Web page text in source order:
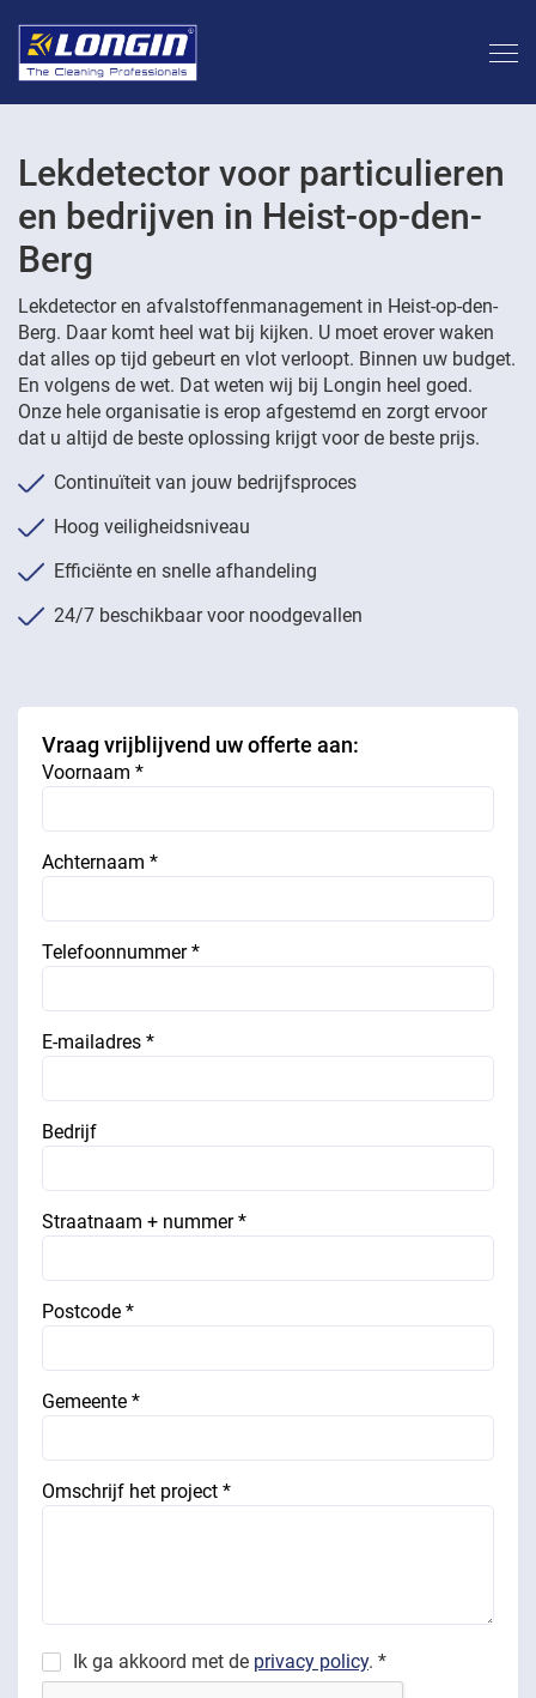
Lekdetector voor particulieren
en bedrijven in Heist-op-den-
Berg
Lekdetector en afvalstoffenmanagement in Heist-op-den-
Berg. Daar komt heel wat bij kijken. U moet erover waken
dat alles op tijd gebeurt en vlot verloopt. Binnen uw budget.
En volgens de wet. Dat weten wij bij Longin heel goed.
Onze hele organisatie is erop afgestemd en zorgt ervoor
dat u altijd de beste oplossing krijgt voor de beste prijs.
Continuïteit van jouw bedrijfsproces
Hoog veiligheidsniveau
Efficiënte en snelle afhandeling
24/7 beschikbaar voor noodgevallen
Vraag vrijblijvend uw offerte aan:
Voornaam *
Achternaam *
Telefoonnummer *
E-mailadres *
Bedrijf
Straatnaam + nummer *
Postcode *
Gemeente *
Omschrijf het project *
Ik ga akkoord met de privacy policy. *